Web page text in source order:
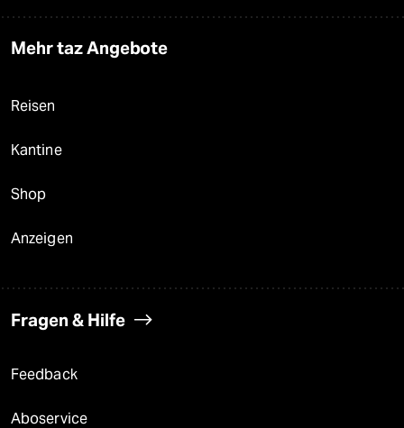
Mehr taz Angebote
Reisen
Kantine
Shop
Anzeigen
Fragen & Hilfe
Feedback
Aboservice